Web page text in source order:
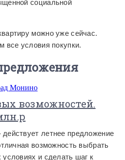
социальной
можно уже сейчас.
все условия покупки.
возможностей.
летнее предложение
возможность выбрать
и сделать шаг к